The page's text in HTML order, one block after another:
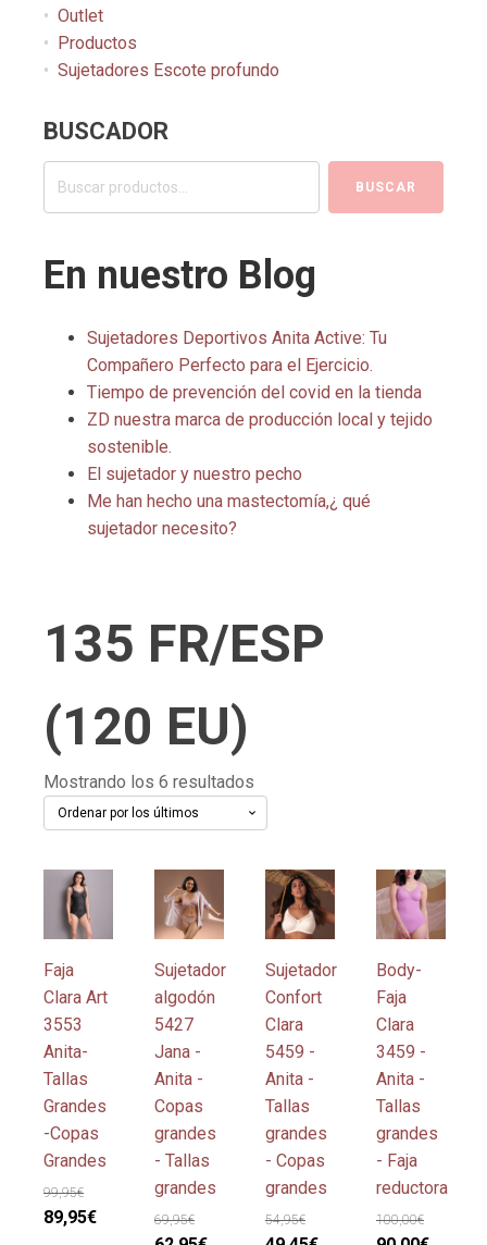
Outlet
Productos
Sujetadores Escote profundo
BUSCADOR
Buscar
BUSCAR
En nuestro Blog
Sujetadores Deportivos Anita Active: Tu
Compañero Perfecto para el Ejercicio.
Tiempo de prevención del covid en la tienda
ZD nuestra marca de producción local y tejido
sostenible.
El sujetador y nuestro pecho
Me han hecho una mastectomía,¿ qué
sujetador necesito?
135 FR/ESP
(120 EU)
Mostrando los 6 resultados
por
los
Faja
Clara Art
3553
Anita-
Tallas
Grandes
-Copas
Grandes
99,95€
El
89,95€El
Este
producto
tiene
múltiples
variantes.
Las
opciones
se
pueden
elegir
en
página
Sujetador
algodón
5427
Jana -
Anita -
Copas
grandes
- Tallas
grandes
69,95€
Este
producto
tiene
múltiples
variantes.
Las
opciones
se
pueden
elegir
en
la
de
Sujetador
Confort
Clara
5459 -
Anita -
Tallas
grandes
- Copas
grandes
54,95€
Este
producto
tiene
múltiples
variantes.
Las
opciones
se
pueden
elegir
en
la
de
Body-
Faja
Clara
3459 -
Anita -
Tallas
grandes
- Faja
reductora
100,00€
Este
producto
tiene
múltiples
variantes.
Las
opciones
se
pueden
elegir
en
la
de